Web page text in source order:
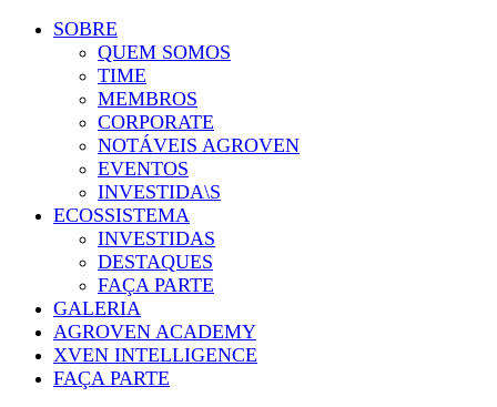
SOBRE
QUEM SOMOS
TIME
MEMBROS
CORPORATE
NOTÁVEIS AGROVEN
EVENTOS
INVESTIDA\S
ECOSSISTEMA
INVESTIDAS
DESTAQUES
FAÇA PARTE
GALERIA
AGROVEN ACADEMY
XVEN INTELLIGENCE
FAÇA PARTE